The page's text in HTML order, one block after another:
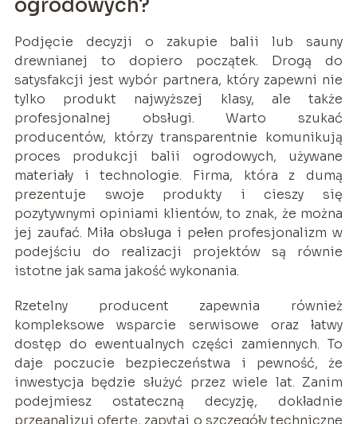
ogrodowych?
Podjęcie decyzji o zakupie balii lub sauny
drewnianej to dopiero początek. Drogą do
satysfakcji jest wybór partnera, który zapewni nie
tylko produkt najwyższej klasy, ale także
profesjonalnej obsługi. Warto szukać
producentów, którzy transparentnie komunikują
proces produkcji balii ogrodowych, używane
materiały i technologie. Firma, która z dumą
prezentuje swoje produkty i cieszy się
pozytywnymi opiniami klientów, to znak, że można
jej zaufać. Miła obsługa i pełen profesjonalizm w
podejściu do realizacji projektów są równie
istotne jak sama jakość wykonania.
Rzetelny producent zapewnia również
kompleksowe wsparcie serwisowe oraz łatwy
dostęp do ewentualnych części zamiennych. To
daje poczucie bezpieczeństwa i pewność, że
inwestycja będzie służyć przez wiele lat. Zanim
podejmiesz ostateczną decyzję, dokładnie
przeanalizuj ofertę, zapytaj o szczegóły techniczne